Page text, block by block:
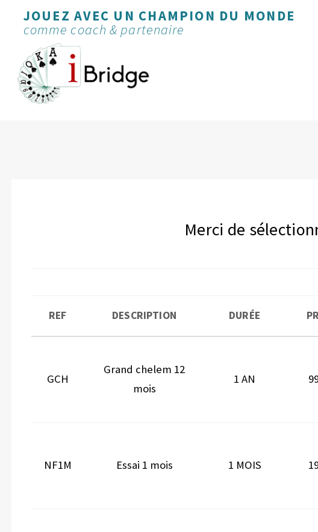
JOUEZ AVEC UN CHAMPION DU MONDE
comme coach & partenaire
Merci de
REF DESCRIPTION DURÉE
GCH
Grand chelem 12
mois
1 AN
NF1M Essai 1 mois 1 MOIS